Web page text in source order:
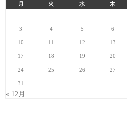
月 火 水 木
3 4 5 6
10 11 12 13
17 18 19 20
24 25 26 27
31
« 12月